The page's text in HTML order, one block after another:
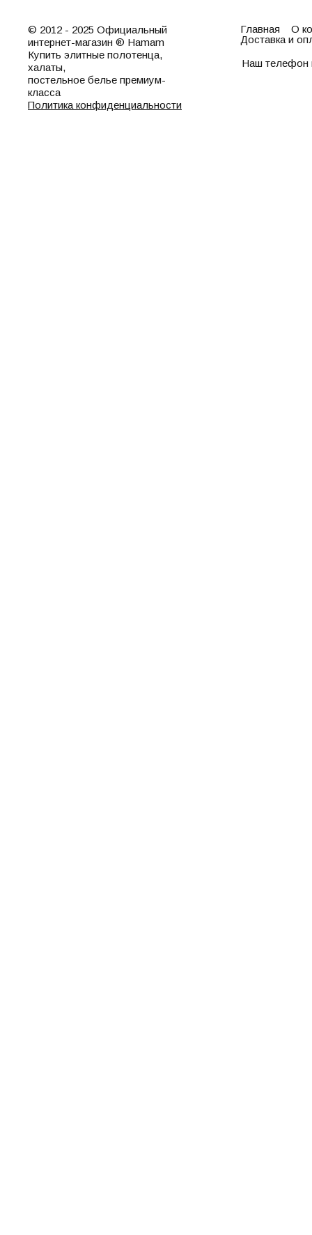
© 2012 - 2025 Официальный
интернет-магазин ® Hamam
Купить элитные полотенца,
халаты,
постельное белье премиум-
класса
Политика конфиденциальности
Главная
О
Доставка и
Наш телефон